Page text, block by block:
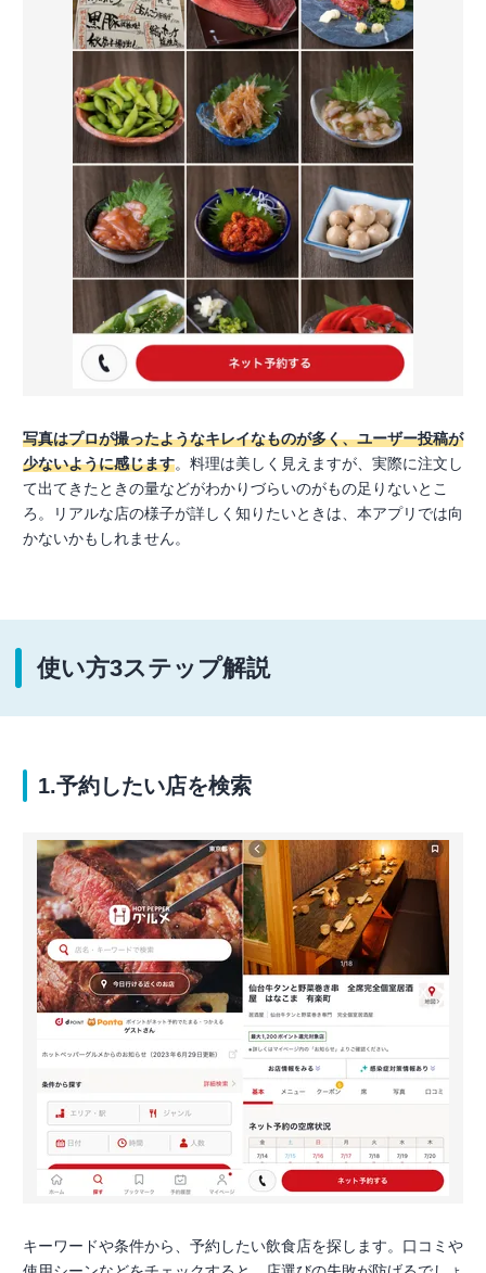
写真はプロが撮ったようなキレイなものが多く、ユーザー投稿が
少ないように感じます。料理は美しく見えますが、実際に注文し
て出てきたときの量などがわかりづらいのがもの足りないとこ
ろ。リアルな店の様子が詳しく知りたいときは、本アプリでは向
かないかもしれません。
使い方3ステップ解説
1.予約したい店を検索
キーワードや条件から、予約したい飲食店を探します。口コミや